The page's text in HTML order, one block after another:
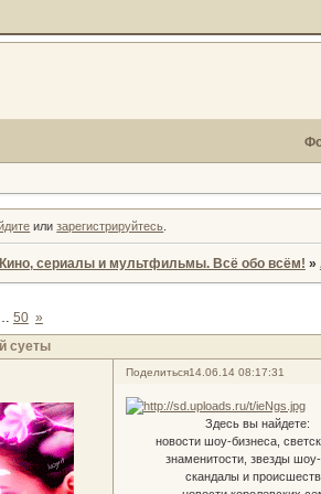
илизарегистрируйтесь
сериалы и мультфильмы. Всё обо всём! »
суеты
50 »
Поделиться14.06.14 08:17:31
Здесь вы найдете:
новости шоу-бизнеса,
знаменитости, звезды шоу-
скандалы и